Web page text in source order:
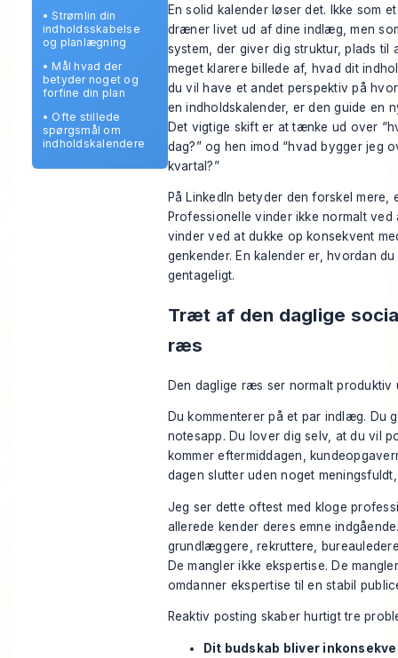
•Strømlin din
indholdsskabelse
og planlægning
• Mål hvad der
betyder noget og
forfine din plan
• Ofte stillede
spørgsmål om
indholdskalendere
En solid kalender løser det. Ikke som
dræner livet ud af dine indlæg, men
system, der giver dig struktur, plads til
meget klarere billede af, hvad dit
du vil have et andet perspektiv på
en indholdskalender, er den guide en
Det vigtige skift er at tænke ud over
dag?” og hen imod “hvad bygger jeg
kvartal?”
På LinkedIn betyder den forskel mere,
Professionelle vinder ikke normalt ved
vinder ved at dukke op konsekvent
genkender. En kalender er, hvordan
gentageligt.
Træt af den daglige
ræs
Den daglige ræs ser normalt produktiv
Du kommenterer på et par indlæg. Du
notesapp. Du lover dig selv, at du vil
kommer eftermiddagen,
dagen slutter uden noget
Jeg ser dette oftest med kloge
allerede kender deres emne
grundlæggere, rekruttere,
De mangler ikke ekspertise. De
omdanner ekspertise til en stabil
Reaktiv posting skaber hurtigt tre
Dit budskab bliver